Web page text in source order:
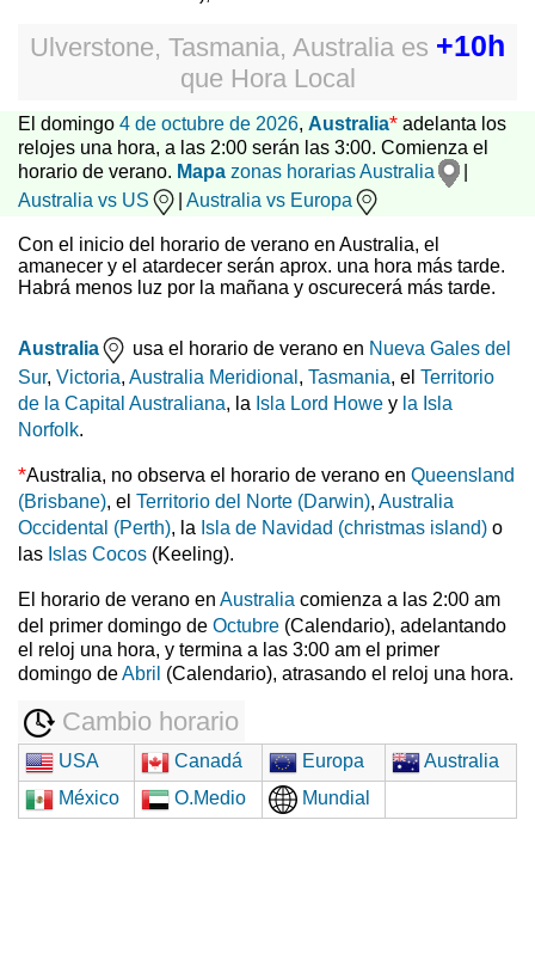
Ulverstone, Tasmania, Australia es +10h
que Hora Local
El domingo 4 de octubre de 2026, Australia* adelanta los
relojes una hora, a las 2:00 serán las 3:00. Comienza el
horario de verano. Mapa zonas horarias Australia
Australia vs US
Australia vs Europa
Con el inicio del horario de verano en Australia, el
amanecer y el atardecer serán aprox. una hora más tarde.
Habrá menos luz por la mañana y oscurecerá más tarde.
Australia usa el horario de verano en Nueva Gales del
Sur, Victoria, Australia Meridional , Tasmania, el Territorio
de la Capital Australiana, la Isla Lord Howe y la Isla
Norfolk.
*Australia, no observa el horario de verano en Queensland
(Brisbane), el Territorio del Norte (Darwin), Australia
Occidental (Perth), la Isla de Navidad (christmas island) o
las Islas Cocos (Keeling).
El horario de verano en Australia comienza a las 2:00 am
del primer domingo de Octubre (Calendario), adelantando
el reloj una hora, y termina a las 3:00 am el primer
domingo deAbril (Calendario), atrasando el reloj una hora.
Cambio horario
USA Canadá Europa
Australia
México
O.Medio Mundial